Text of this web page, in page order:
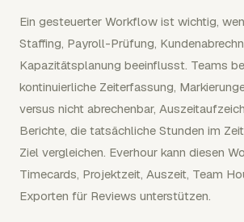
Ein gesteuerter Workflow ist wichtig,
Staffing, Payroll-Prüfung,
Kapazitätsplanung beeinflusst. Teams
kontinuierliche Zeiterfassung,
versus nicht abrechenbar,
Berichte, die tatsächliche Stunden im
Ziel vergleichen. Everhour kann diesen
Timecards, Projektzeit, Auszeit, Team
Exporten für Reviews unterstützen.